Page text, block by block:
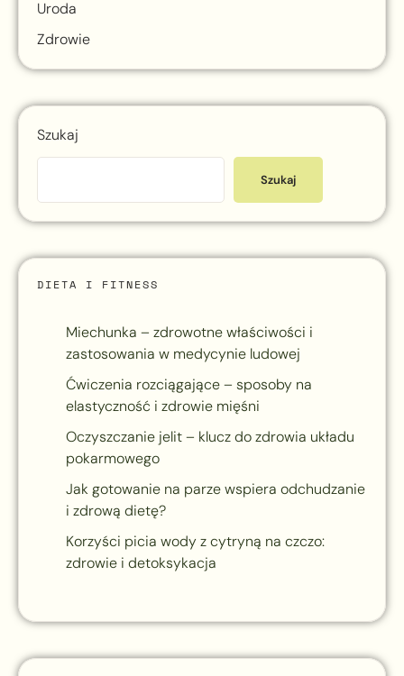
Uroda
Zdrowie
Szukaj
Szukaj
DIETA I FITNESS
Miechunka – zdrowotne właściwości i
zastosowania w medycynie ludowej
Ćwiczenia rozciągające – sposoby na
elastyczność i zdrowie mięśni
Oczyszczanie jelit – klucz do zdrowia układu
pokarmowego
Jak gotowanie na parze wspiera odchudzanie
i zdrową dietę?
Korzyści picia wody z cytryną na czczo:
zdrowie i detoksykacja